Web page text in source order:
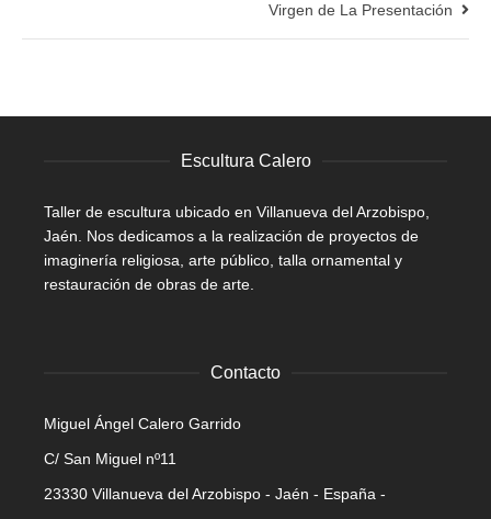
Virgen de La Presentación
Escultura Calero
Taller de escultura ubicado en Villanueva del Arzobispo,
Jaén. Nos dedicamos a la realización de proyectos de
imaginería religiosa, arte público, talla ornamental y
restauración de obras de arte.
Contacto
Miguel Ángel Calero Garrido
C/ San Miguel nº11
23330 Villanueva del Arzobispo - Jaén - España -